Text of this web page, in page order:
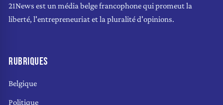
21News est un média belge francophone qui promeut la
liberté, l'entrepreneuriat et la pluralité d'opinions.
RUBRIQUES
Belgique
Politique